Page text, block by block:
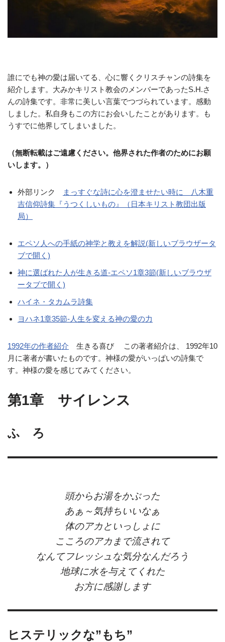
誰にでも神の愛は届いてる、心に響くクリスチャンの詩集を
紹介します。大みかキリスト教会のメンバーであったS.H.さ
んの詩集です。非常に美しい言葉でつづられています。感動
しました。私自身もこの方にお会いしたことがあります。も
うすでに他界してしまいました。
（無断転載はご遠慮ください。他界された作者のためにお願
いします。）
外部リンク
まっすぐな詩に心を澄ませたい時に 八木重
吉信仰詩集『うつくしいもの』（日本キリスト教団出版
局）
エペソ人への手紙の神学と教えを解説(新しいブラウザータ
ブで開く)
神に選ばれた人が生きる道-エペソ1章3節(新しいブラウザ
ータブで開く)
ハイネ・タカムラ詩集
ヨハネ1章35節-人生を変える神の愛の力
1992年の作者紹介 生きる喜び この著者紹介は、 1992年10
月に著者が書いたものです。神様の愛がいっぱいの詩集で
す。神様の愛を感じてみてください。
第1章 サイレンス
ふ ろ
頭からお湯をかぶった
あぁ～気持ちいいなぁ
体のアカといっしょに
こころのアカまで流されて
なんてフレッシュな気分なんだろう
地球に水を与えてくれた
お方に感謝します
ヒステリックな”もち”